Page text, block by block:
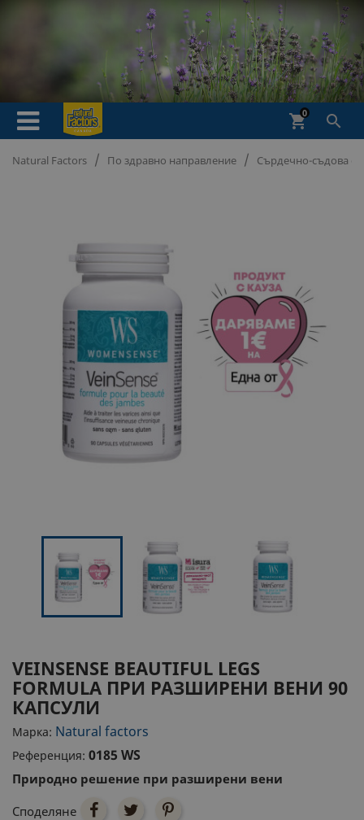

shopping_cart
0
Natural Factors По здравно направление Сърдечно-съдова
VEINSENSE BEAUTIFUL LEGS
FORMULA ПРИ РАЗШИРЕНИ ВЕНИ 90
КАПСУЛИ
Марка: Natural factors
Референция: 0185 WS
Природно решение при разширени вени
Споделяне